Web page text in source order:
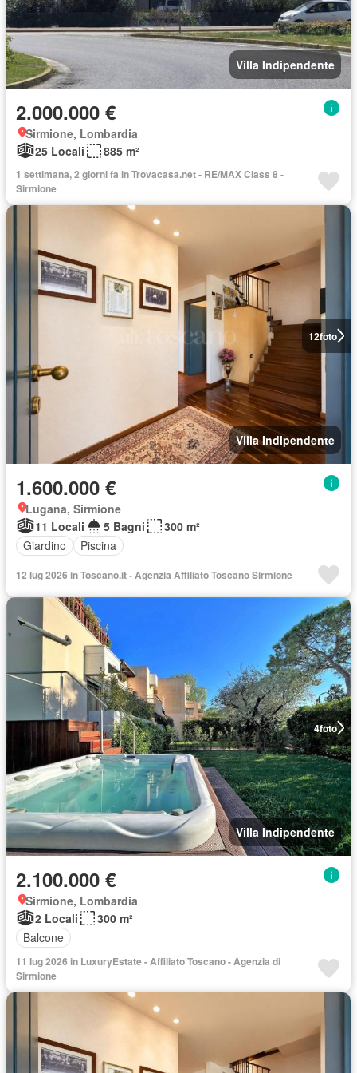
Villa Indipendente
2.000.000 €
Sirmione, Lombardia
25 Locali
885 m²
1 settimana, 2 giorni fa in Trovacasa.net - RE/MAX Class 8 -
Sirmione
12foto
Villa Indipendente
1.600.000 €
Lugana, Sirmione
11 Locali
5 Bagni
300 m²
Giardino
Piscina
12 lug 2026 in Toscano.it - Agenzia Affiliato Toscano Sirmione
4foto
Villa Indipendente
2.100.000 €
Sirmione, Lombardia
2 Locali
300 m²
Balcone
11 lug 2026 in LuxuryEstate - Affiliato Toscano - Agenzia di
Sirmione